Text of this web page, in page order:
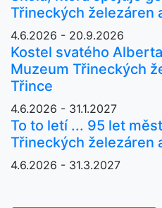
Třineckých železáren
4.6.2026 - 20.9.2026
Kostel svatého
Muzeum Třineckých
Třince
4.6.2026 - 31.1.2027
To to letí ... 95 let
Třineckých železáren
4.6.2026 - 31.3.2027